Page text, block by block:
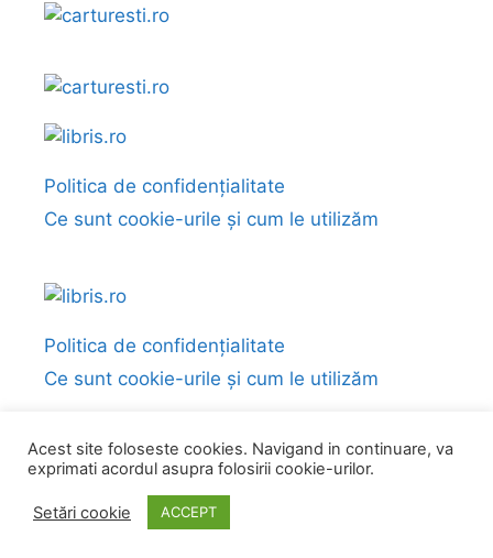
Politica de confidențialitate
Ce sunt cookie-urile și cum le utilizăm
Politica de confidențialitate
Ce sunt cookie-urile și cum le utilizăm
© 2026 Fragmente și citate din cărți• Construit cu
GeneratePress
Acest site foloseste cookies. Navigand in continuare, va
exprimati acordul asupra folosirii cookie-urilor.
Setări cookie ACCEPT